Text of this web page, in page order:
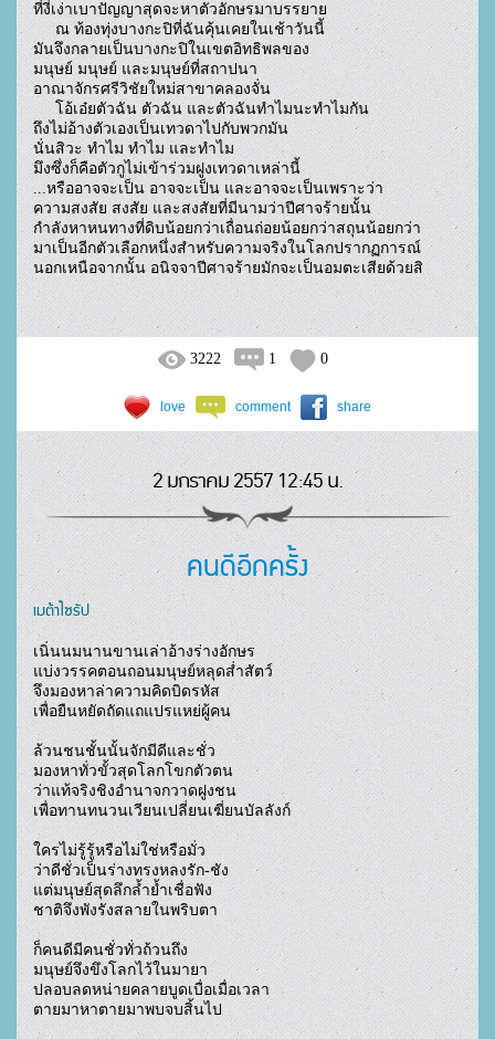
ที่งี่เง่าเบาปัญญาสุดจะหาตัวอักษรมาบรรยาย
ณ ท้องทุ่งบางกะปิที่ฉันคุ้นเคยในเช้าวันนี้
มันจึงกลายเป็นบางกะปิในเขตอิทธิพลของ
มนุษย์ มนุษย์ และมนุษย์ที่สถาปนา
อาณาจักรศรีวิชัยใหม่สาขาคลองจั่น
โอ้เอ๋ยตัวฉัน ตัวฉัน และตัวฉันทำไมนะทำไมกัน
ถึงไม่อ้างตัวเองเป็นเทวดาไปกับพวกมัน
นั่นสิวะ ทำไม ทำไม และทำไม
มึงซึ่งก็คือตัวกูไม่เข้าร่วมฝูงเทวดาเหล่านี้
...หรืออาจจะเป็น อาจจะเป็น และอาจจะเป็นเพราะว่า
ความสงสัย สงสัย และสงสัยที่มีนามว่าปีศาจร้ายนั้น
กำลังหาหนทางที่ดิบน้อยกว่าเถื่อนถ่อยน้อยกว่าสถุนน้อยกว่า
มาเป็นอีกตัวเลือกหนึ่งสำหรับความจริงในโลกปรากฏการณ์
นอกเหนือจากนั้น อนิจจาปีศาจร้ายมักจะเป็นอมตะเสียด้วยสิ
3222 1 0
love comment share
2 มกราคม 2557 12:45 น.
คนดีอีกครั้ง
เมต้าไซรัป
เนิ่นนมนานขานเล่าอ้างร่างอักษร
แบ่งวรรคตอนถอนมนุษย์หลุดส่ำสัตว์
จึงมองหาล่าความคิดบิดรหัส
เพื่อยืนหยัดถัดแถแปรแหย่ผู้คน
ล้วนชนชั้นนั้นจักมีดีและชั่ว
มองหาทั่วขั้วสุดโลกโขกตัวตน
ว่าแท้จริงชิงอำนาจกวาดฝูงชน
เพื่อทานทนวนเวียนเปลี่ยนเฆี่ยนบัลลังก์
ใครไม่รู้รู้หรือไม่ใช่หรือมั่ว
ว่าดีชั่วเป็นร่างทรงหลงรัก-ชัง
แต่มนุษย์สุดลึกล้ำย้ำเชื่อฟัง
ชาติจึงพังรังสลายในพริบตา
ก็คนดีมีคนชั่วทั่วถ้วนถึง
มนุษย์จึงขึงโลกไว้ในมายา
ปลอบลดหน่ายคลายบูดเบื่อเมื่อเวลา
ตายมาหาตายมาพบจบสิ้นไป